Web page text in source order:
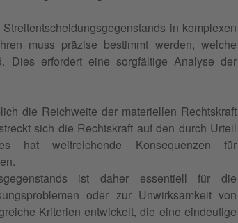
in komplexen
muss präzise bestimmt werden, welche
Dies erfordert eine sorgfältige Analyse der
die Reichweite der materiellen Rechtskraft
sich die Rechtskraft auf den durch Urteil
hat weitreichende Konsequenzen für
ist daher essentiell für die
oder zur Unwirksamkeit von
Kriterien entwickelt, die eine eindeutige